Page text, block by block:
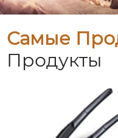
Самые
Продукты